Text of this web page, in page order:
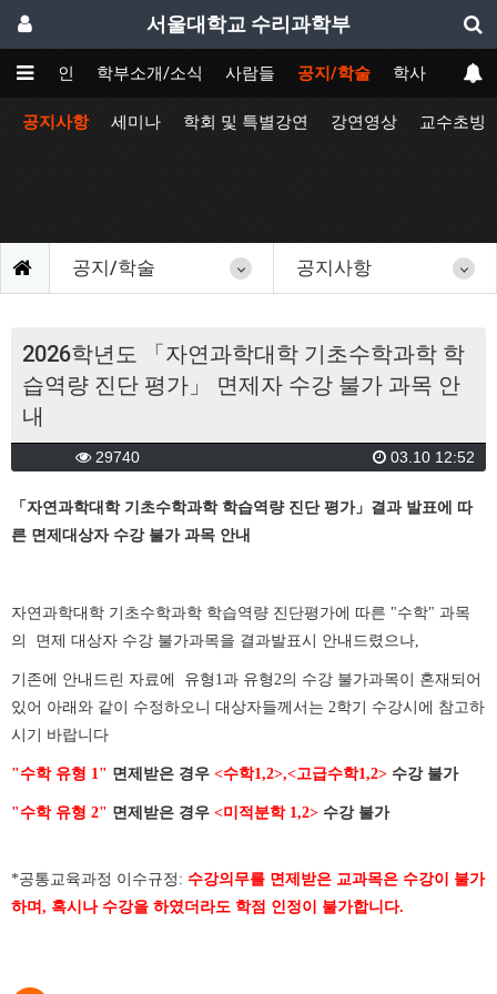
서울대학교 수리과학부
메인 학부소개/소식 사람들 공지/학술 학사
공지사항 세미나 학회 및 특별강연 강연영상 교수초빙
공지/학술 공지사항
2026학년도 「자연과학대학 기초수학과학 학
습역량 진단 평가」 면제자 수강 불가 과목 안
내
29740 03.10 12:52
「자연과학대학 기초수학과학 학습역량 진단 평가」결과 발표에 따
른 면제대상자 수강 불가 과목 안내
자연과학대학 기초수학과학 학습역량 진단평가에 따른 "수학" 과목
의 면제 대상자 수강 불가과목을 결과발표시 안내드렸으나,
기존에 안내드린 자료에 유형1과 유형2의 수강 불가과목이 혼재되어
있어 아래와 같이 수정하오니 대상자들께서는 2학기 수강시에 참고하
시기 바랍니다
"수학 유형 1" 면제받은 경우 <수학1,2>,<고급수학1,2> 수강 불가
"수학 유형 2" 면제받은 경우 <미적분학 1,2> 수강 불가
*공통교육과정 이수규정: 수강의무를 면제받은 교과목은 수강이 불가
하며, 혹시나 수강을 하였더라도 학점 인정이 불가합니다.